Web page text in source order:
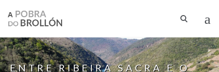
ENTRE RIBEIRA SACRA E O